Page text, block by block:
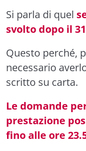
Si parla di quel
svolto dopo il
Questo perché,
necessario
scritto su carta.
Le domande
prestazione
fino alle ore